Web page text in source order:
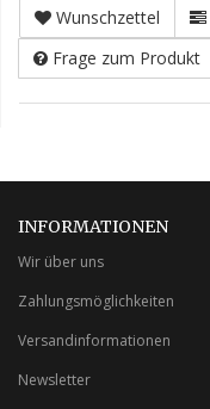
Wunschzettel
Frage zum Produkt
INFORMATIONEN
Wir über uns
Zahlungsmöglichkeiten
Versandinformationen
Newsletter